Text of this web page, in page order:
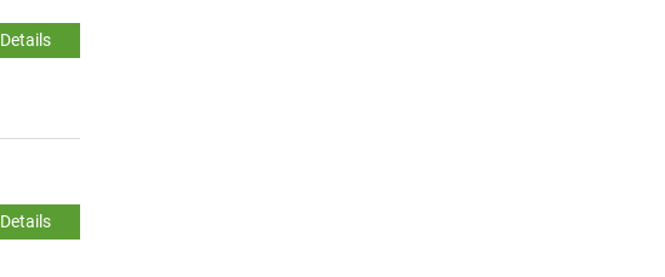
Details
Details